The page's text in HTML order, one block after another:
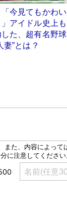
「今見てもかわい
アイドル史上も
た、超有名野球
妻”とは？